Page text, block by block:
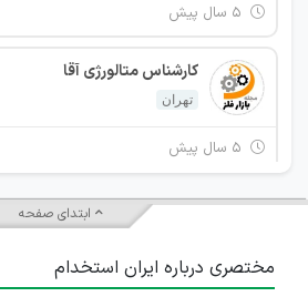
کارشناس متالورژی آقا
تهران
کارشناس متالورژی آقا
۵ سال پیش
ابتدای صفحه
مختصری درباره ایران استخدام